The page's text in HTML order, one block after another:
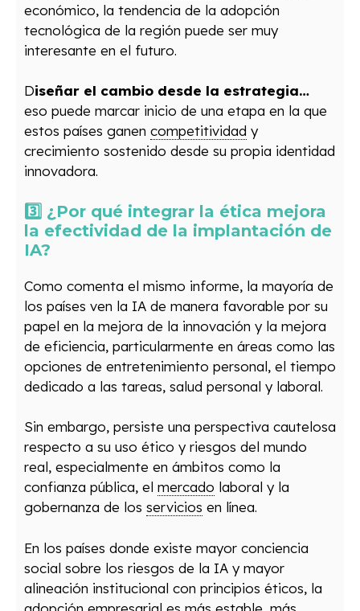
económico, la tendencia de la adopción
tecnológica de la región puede ser muy
interesante en el futuro.
Diseñar el cambio desde la estrategia…
eso puede marcar inicio de una etapa en la que
estos países ganen competitividad y
crecimiento sostenido desde su propia identidad
innovadora.
3️⃣ ¿Por qué integrar la ética mejora
la efectividad de la implantación de
IA?
Como comenta el mismo informe, la mayoría de
los países ven la IA de manera favorable por su
papel en la mejora de la innovación y la mejora
de eficiencia, particularmente en áreas como las
opciones de entretenimiento personal, el tiempo
dedicado a las tareas, salud personal y laboral.
Sin embargo, persiste una perspectiva cautelosa
respecto a su uso ético y riesgos del mundo
real, especialmente en ámbitos como la
confianza pública, el mercado laboral y la
gobernanza de los servicios en línea.
En los países donde existe mayor conciencia
social sobre los riesgos de la IA y mayor
alineación institucional con principios éticos, la